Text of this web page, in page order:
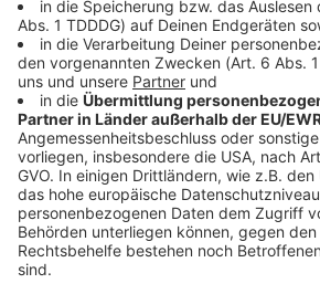
Liebe